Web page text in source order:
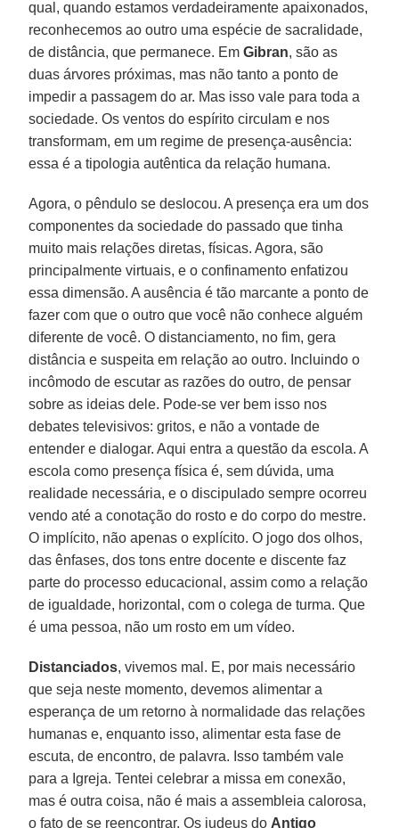
qual, quando estamos verdadeiramente apaixonados,
reconhecemos ao outro uma espécie de sacralidade,
de distância, que permanece. EmGibran, são as
duas árvores próximas, mas não tanto a ponto de
impedir a passagem do ar. Mas isso vale para toda a
sociedade. Os ventos do espírito circulam e nos
transformam, em um regime de presença-ausência:
essa é a tipologia autêntica da relação humana.
Agora, o pêndulo se deslocou. A presença era um dos
componentes da sociedade do passado que tinha
muito mais relações diretas, físicas. Agora, são
principalmente virtuais, e o confinamento enfatizou
essa dimensão. A ausência é tão marcante a ponto de
fazer com que o outro que você não conhece alguém
diferente de você. O distanciamento, no fim, gera
distância e suspeita em relação ao outro. Incluindo o
incômodo de escutar as razões do outro, de pensar
sobre as ideias dele. Pode-se ver bem isso nos
debates televisivos: gritos, e não a vontade de
entender e dialogar. Aqui entra a questão da escola. A
escola como presença física é, sem dúvida, uma
realidade necessária, e o discipulado sempre ocorreu
vendo até a conotação do rosto e do corpo do mestre.
O implícito, não apenas o explícito. O jogo dos olhos,
das ênfases, dos tons entre docente e discente faz
parte do processo educacional, assim como a relação
de igualdade, horizontal, com o colega de turma. Que
é uma pessoa, não um rosto em um vídeo.
Distanciados, vivemos mal. E, por mais necessário
que seja neste momento, devemos alimentar a
esperança de um retorno à normalidade das relações
humanas e, enquanto isso, alimentar esta fase de
escuta, de encontro, de palavra. Isso também vale
para a Igreja. Tentei celebrar a missa em conexão,
mas é outra coisa, não é mais a assembleia calorosa,
o fato de se reencontrar. Os judeus do Antigo